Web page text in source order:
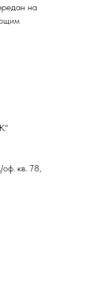
на
кв. 78,